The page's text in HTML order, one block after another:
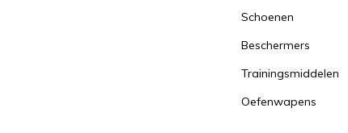
Schoenen
Beschermers
Trainingsmiddelen
Oefenwapens